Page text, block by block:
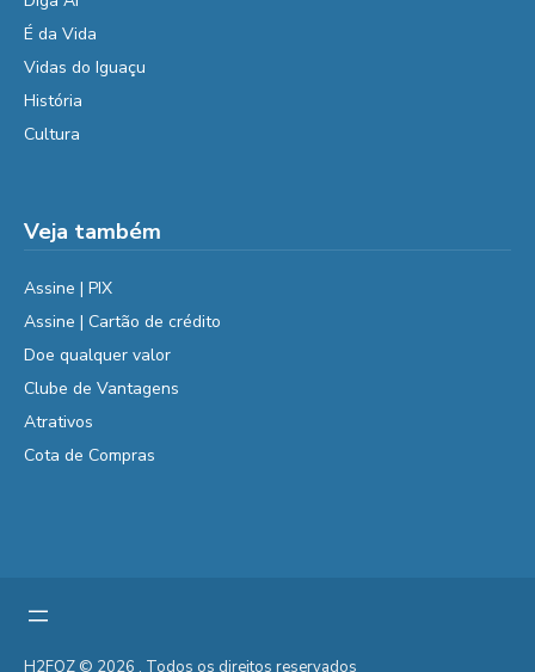
É da Vida
Vidas do Iguaçu
História
Cultura
Veja também
Assine | PIX
Assine | Cartão de crédito
Doe qualquer valor
Clube de Vantagens
Atrativos
Cota de Compras
H2FOZ © 2026 . Todos os direitos reservados